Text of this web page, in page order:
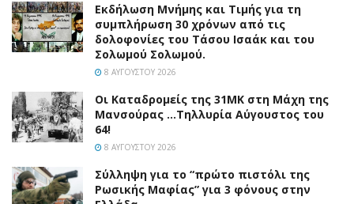
Εκδήλωση Μνήμης και Τιμής για τη
συμπλήρωση 30 χρόνων από τις
δολοφονίες του Τάσου Ισαάκ και του
Σολωμού Σολωμού.
8 ΑΥΓΟΎΣΤΟΥ 2026
Οι Καταδρομείς της 31ΜΚ στη Mάχη της
Μανσούρας …Τηλλυρία Αύγουστος του
64!
8 ΑΥΓΟΎΣΤΟΥ 2026
Σύλληψη για το “πρώτο πιστόλι της
Ρωσικής Μαφίας” για 3 φόνους στην